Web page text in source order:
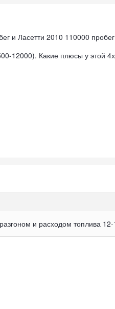
и Ласетти 2010 110000
12000). Какие плюсы у этой
и расходом топлива